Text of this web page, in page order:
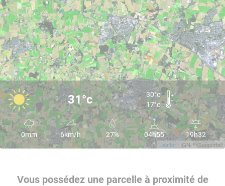
Leaflet | IGN-F/Geoportail
31°c
30°c
17°c
0mm 6km/h 27% 04h55 19h32
Vous possédez une parcelle à proximité de